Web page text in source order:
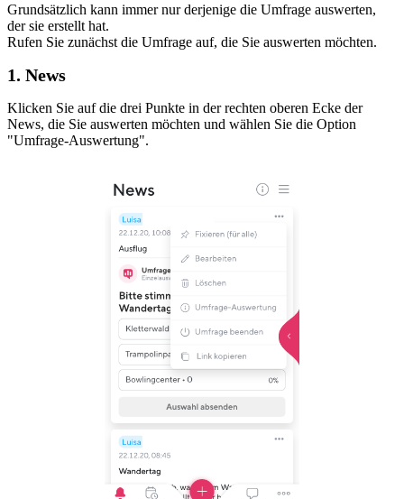
Grundsätzlich kann immer nur derjenige die Umfrage auswerten,
der sie erstellt hat.
Rufen Sie zunächst die Umfrage auf, die Sie auswerten möchten.
1. News
Klicken Sie auf die drei Punkte in der rechten oberen Ecke der
News, die Sie auswerten möchten und wählen Sie die Option
"Umfrage-Auswertung".